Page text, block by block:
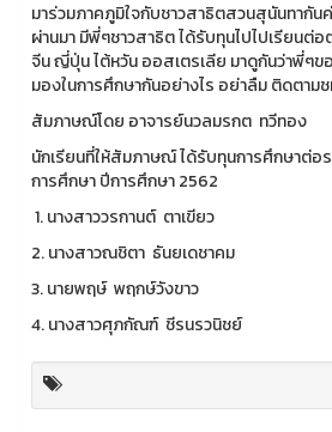
มาร่วมภาคภูมิใจกับชาวสาธิตสวนสุนันทากันค่
ผ่านมา มีพี่ๆชาวสาธิต ได้รับทุนไปไปเรียนต่
จีน ญี่ปุ่น ไต้หวัน ออสเตรเลีย มาดูกันว่าพี่ๆข
มองในการศึกษากันอย่างไร อย่าลืม ติดตาม
สัมภาษณ์โดย อาจารย์นวลมรกต ทวีทอง
นักเรียนที่ให้สัมภาษณ์ ได้รับทุนการศึกษาต่
การศึกษา ปีการศึกษา 2562
1. นางสาววรกานต์ ตาเขียว
2. นางสาวณชิตา ธันยเดชาคม
3. นายพฤษ์ พฤกษ์วังขาว
4. นางสาวศุภกัณฑ์ ชีรนรวนิชย์